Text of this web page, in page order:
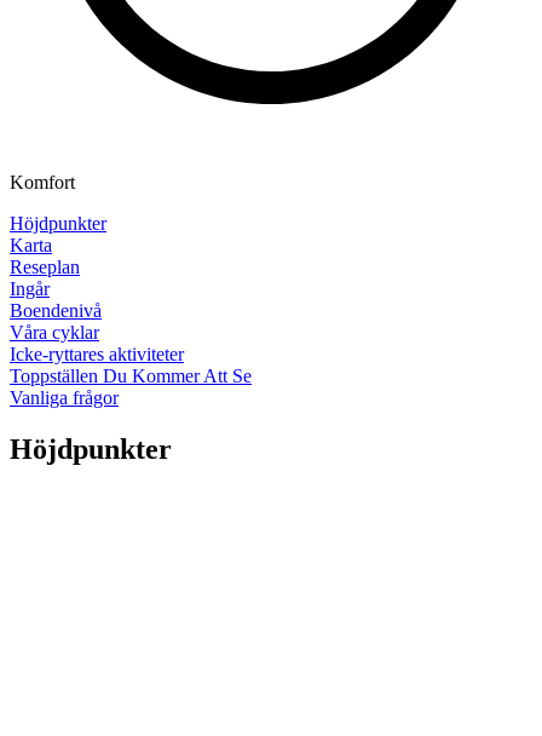
Komfort
Höjdpunkter
Karta
Reseplan
Ingår
Boendenivå
Våra cyklar
Icke-ryttares aktiviteter
Toppställen Du Kommer Att Se
Vanliga frågor
Höjdpunkter